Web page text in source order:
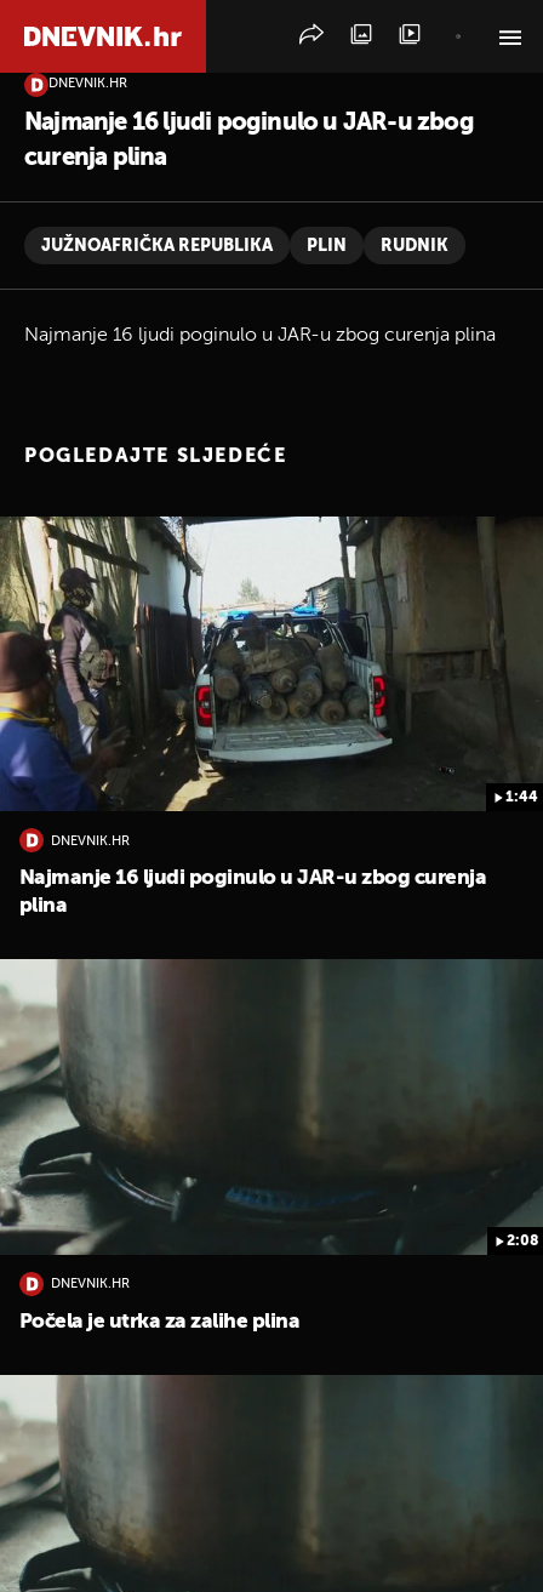
DNEVNIK.HR
Najmanje 16 ljudi poginulo u JAR-u zbog
curenja plina
JUŽNOAFRIČKA REPUBLIKA PLIN RUDNIK
Najmanje 16 ljudi poginulo u JAR-u zbog curenja plina
POGLEDAJTE SLJEDEĆE
1:44
DNEVNIK.HR
Najmanje 16 ljudi poginulo u JAR-u zbog curenja
plina
2:08
DNEVNIK.HR
Počela je utrka za zalihe plina
PRETRAŽITE VIJESTI